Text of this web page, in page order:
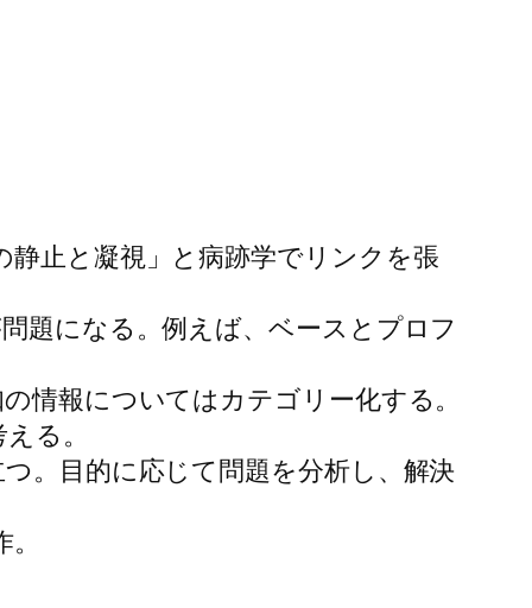
止と凝視」と病跡学でリンクを張
題になる。例えば、ベースとプロフ
情報についてはカテゴリー化する。
る。
。目的に応じて問題を分析し、解決